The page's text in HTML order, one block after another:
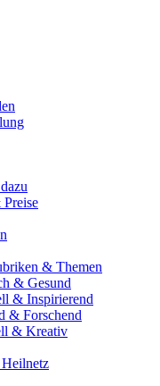
& Themen
& Gesund
& Inspirierend
& Forschend
& Kreativ